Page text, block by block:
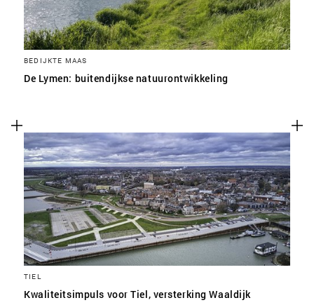
BEDIJKTE MAAS
De Lymen: buitendijkse natuurontwikkeling
TIEL
Kwaliteitsimpuls voor Tiel, versterking Waaldijk